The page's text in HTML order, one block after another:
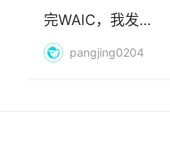
完WAIC，我发现
AI最赚钱的不是
pangjing0204